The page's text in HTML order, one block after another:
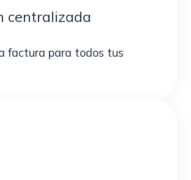
centralizada
factura para todos tus